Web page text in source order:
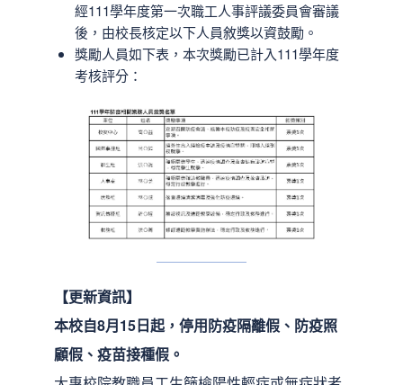
經111學年度第一次職工人事評議委員會審議
後，由校長核定以下人員敘獎以資鼓勵。
獎勵人員如下表，本次獎勵已計入111學年度
考核評分：
【更新資訊】
本校自8月15日起，停用防疫隔離假、防疫照
顧假、疫苗接種假。